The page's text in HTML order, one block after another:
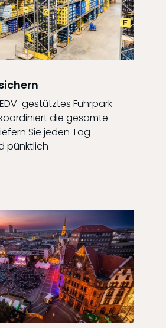
gestütztes Fuhrpark-
die gesamte
Sie jeden Tag
pünktlich